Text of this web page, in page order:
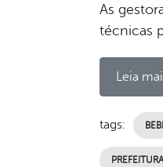
As
técnicas
Leia
tags: